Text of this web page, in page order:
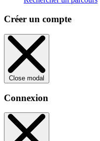
Créer un compte
Close modal
Connexion